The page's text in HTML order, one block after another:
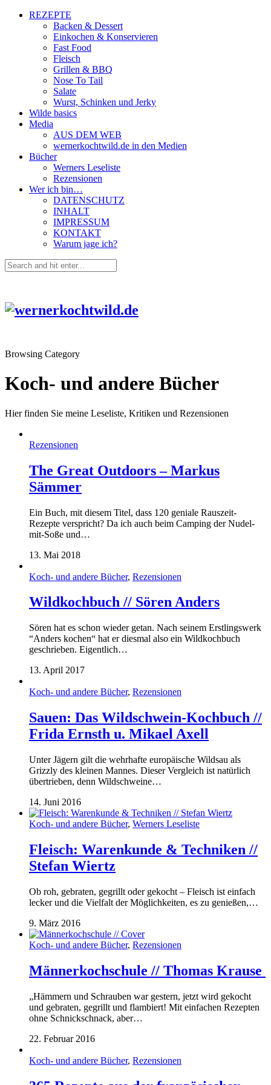
REZEPTE
Backen & Dessert
Einkochen & Konservieren
Fast Food
Fleisch
Grillen & BBQ
Nose To Tail
Salate
Wurst, Schinken und Jerky
Wilde basics
Media
AUS DEM WEB
wernerkochtwild.de in den Medien
Bücher
Werners Leseliste
Rezensionen
Wer ich bin…
DATENSCHUTZ
INHALT
IMPRESSUM
KONTAKT
Warum jage ich?
Browsing Category
Koch- und andere Bücher
Hier finden Sie meine Leseliste, Kritiken und Rezensionen
Rezensionen
The Great Outdoors – Markus
Sämmer
Ein Buch, mit diesem Titel, dass 120 geniale Rauszeit-
Rezepte verspricht? Da ich auch beim Camping der Nudel-
mit-Soße und…
13. Mai 2018
Koch- und andere Bücher, Rezensionen
Wildkochbuch // Sören Anders
Sören hat es schon wieder getan. Nach seinem Erstlingswerk
“Anders kochen“ hat er diesmal also ein Wildkochbuch
geschrieben. Eigentlich…
13. April 2017
Koch- und andere Bücher, Rezensionen
Sauen: Das Wildschwein-Kochbuch //
Frida Ernsth u. Mikael Axell
Unter Jägern gilt die wehrhafte europäische Wildsau als
Grizzly des kleinen Mannes. Dieser Vergleich ist natürlich
übertrieben, denn Wildschweine…
14. Juni 2016
Koch- und andere Bücher, Werners Leseliste
Fleisch: Warenkunde & Techniken //
Stefan Wiertz
Ob roh, gebraten, gegrillt oder gekocht – Fleisch ist einfach
lecker und die Vielfalt der Möglichkeiten, es zu genießen,…
9. März 2016
Koch- und andere Bücher, Rezensionen
Männerkochschule // Thomas Krause
„Hämmern und Schrauben war gestern, jetzt wird gekocht
und gebraten, gegrillt und flambiert! Mit einfachen Rezepten
ohne Schnickschnack, aber…
22. Februar 2016
Koch- und andere Bücher, Rezensionen